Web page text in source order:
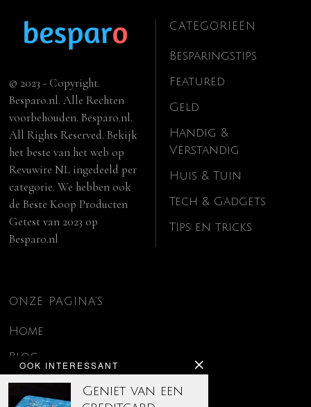
OOK INTERESSANT
Geniet van een
© 2023 - Copyright.
Besparo.nl. Alle Rechten
voorbehouden. Besparo.nl.
All Rights Reserved. Bekijk
het beste van het web op
Revuwire NL ingedeeld per
categorie. We hebben ook
deBeste Koop Producten
Getest van 2023 op
Besparo.nl
CATEGORIEËN
Besparingstips
Featured
Geld
Handig &
Verstandig
Huis & Tuin
Tech & Gadgets
Tips en tricks
ONZE PAGINA’S
Home
Blog
Contact